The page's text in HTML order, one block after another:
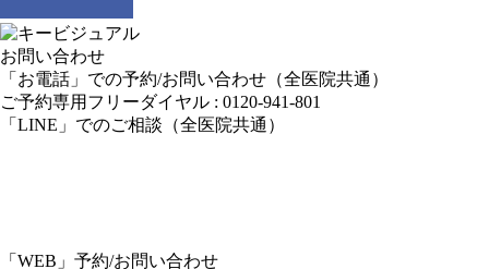
お問い合わせ
「お電話」での予約/お問い合わせ （全医院共通 ）
ご予約専用フリーダイヤル : 0120-941-801
「LINE」でのご相談 （全医院共通 ）
「WEB」予約/お問い合わせ